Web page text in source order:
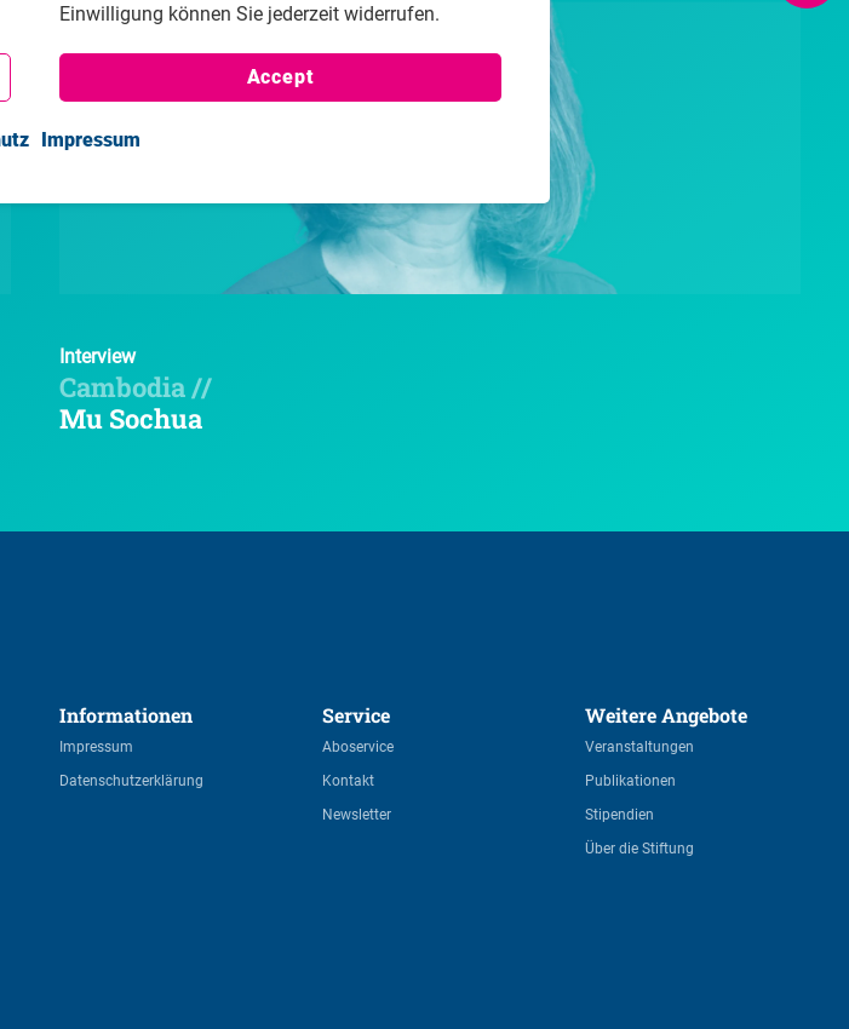
Interview
Cambodia //
Mu Sochua
Informationen
Impressum
Datenschutzerklärung
Service
Aboservice
Kontakt
Newsletter
Weitere Angebote
Veranstaltungen
Publikationen
Stipendien
Über die Stiftung
Einwilligung können Sie jederzeit widerrufen.
Accept
Impressum